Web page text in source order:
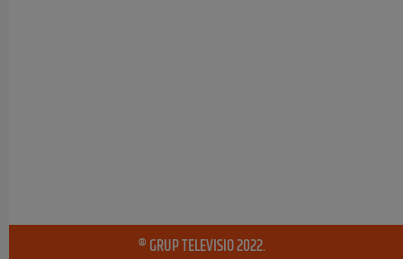
® GRUP TELEVISIO 2022.